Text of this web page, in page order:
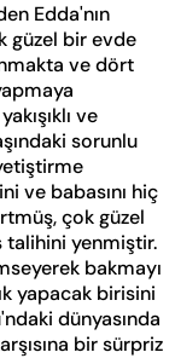
Edda'nın
güzel bir evde
ve dört
ve
sorunlu
ve babasını hiç
çok güzel
talihini yenmiştir.
bakmayı
yapacak birisini
dünyasında
bir sürpriz